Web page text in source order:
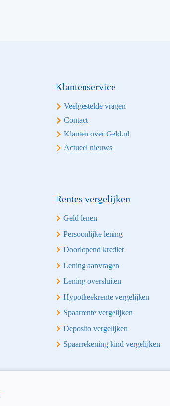
Klantenservice
Veelgestelde vragen
Contact
Klanten over Geld.nl
Actueel nieuws
Rentes vergelijken
Geld lenen
Persoonlijke lening
Doorlopend krediet
Lening aanvragen
Lening oversluiten
Hypotheekrente vergelijken
Spaarrente vergelijken
Deposito vergelijken
Spaarrekening kind vergelijken